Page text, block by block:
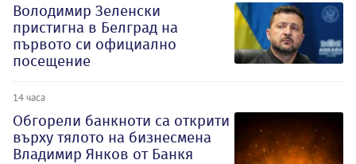
Володимир Зеленски
пристигна в Белград на
първото си официално
посещение
14 часа
Обгорели банкноти са открити
върху тялото на бизнесмена
Владимир Янков от Банкя